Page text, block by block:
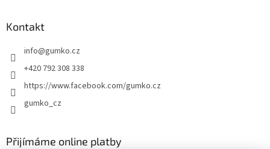
Kontakt
info@gumko.cz
+420 792 308 338
https://www.facebook.com/gumko.cz
gumko_cz
Přijímáme online platby